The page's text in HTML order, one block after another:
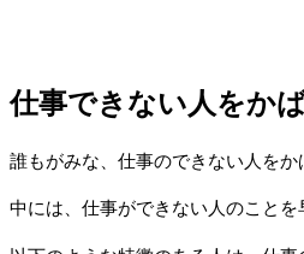
仕事できない人をか
誰もがみな、仕事のできない人をか
中には、仕事ができない人のことを